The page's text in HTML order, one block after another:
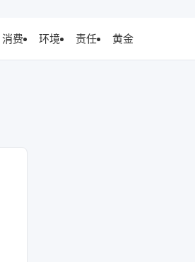
消费 环境 责任 黄金